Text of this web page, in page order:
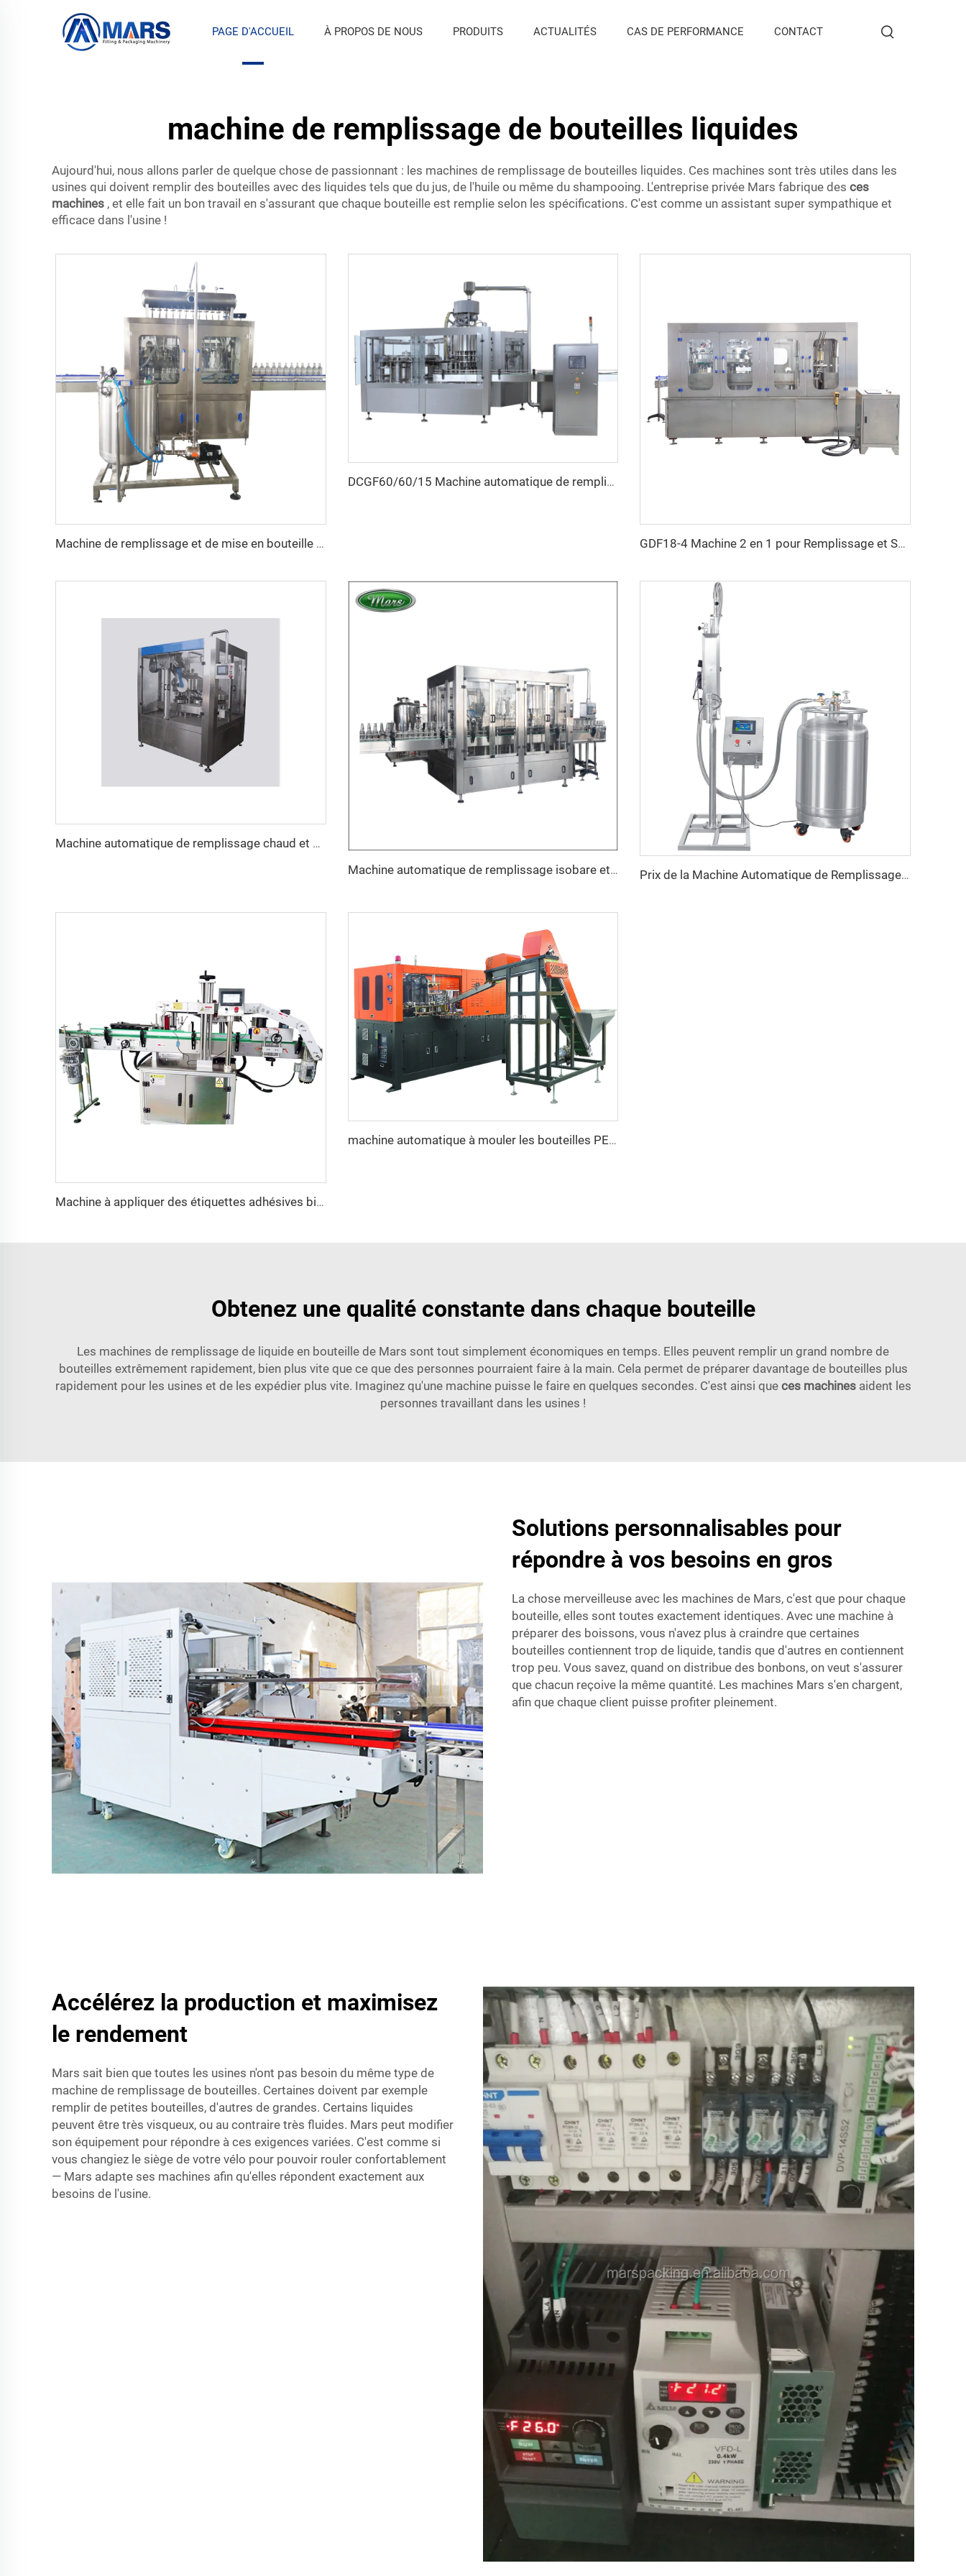
PAGE D'ACCUEIL À PROPOS DE NOUS PRODUITS ACTUALITÉS CAS DE PERFORMANCE CONTACT
machine de remplissage de bouteilles liquides
Aujourd'hui, nous allons parler de quelque chose de passionnant : les machines de remplissage de bouteilles liquides. Ces machines sont très utiles dans les
usines qui doivent remplir des bouteilles avec des liquides tels que du jus, de l'huile ou même du shampooing. L'entreprise privée Mars fabrique des ces
machines , et elle fait un bon travail en s'assurant que chaque bouteille est remplie selon les spécifications. C'est comme un assistant super sympathique et
efficace dans l'usine !
Machine de remplissage et de mise en bouteille d'alcool ou de vin par débordement en ligne
DCGF60/60/15 Machine automatique de remplissage sous pression isotonique de boissons gazeuses en bouteilles
GDF18-4 Machine 2 en 1 pour Remplissage et Sertissage de Canettes en Aluminium pour Bière Artisanale
Machine automatique de remplissage chaud et de scellement pour bouteilles en PE contenant du lait fermenté, saveurs de jus de litchi
Machine automatique de remplissage isobare et de fermeture à couronne pour bière en bouteilles en verre (3 en 1)
Prix de la Machine Automatique de Remplissage et de Pulvérisation à Azote Liquide pour Bouteilles PET d'Huile et d'Eau
Machine à appliquer des étiquettes adhésives bilatérales sur bouteilles carrées, ovales ou plates en verre
machine automatique à mouler les bouteilles PET à 4 cavités, entièrement électrique avec moteurs servo, prix au Nigeria
Obtenez une qualité constante dans chaque bouteille
Les machines de remplissage de liquide en bouteille de Mars sont tout simplement économiques en temps. Elles peuvent remplir un grand nombre de
bouteilles extrêmement rapidement, bien plus vite que ce que des personnes pourraient faire à la main. Cela permet de préparer davantage de bouteilles plus
rapidement pour les usines et de les expédier plus vite. Imaginez qu'une machine puisse le faire en quelques secondes. C'est ainsi que ces machines aident les
personnes travaillant dans les usines !
Solutions personnalisables pour
répondre à vos besoins en gros
La chose merveilleuse avec les machines de Mars, c'est que pour chaque
bouteille, elles sont toutes exactement identiques. Avec une machine à
préparer des boissons, vous n'avez plus à craindre que certaines
bouteilles contiennent trop de liquide, tandis que d'autres en contiennent
trop peu. Vous savez, quand on distribue des bonbons, on veut s'assurer
que chacun reçoive la même quantité. Les machines Mars s'en chargent,
afin que chaque client puisse profiter pleinement.
Accélérez la production et maximisez
le rendement
Mars sait bien que toutes les usines n'ont pas besoin du même type de
machine de remplissage de bouteilles. Certaines doivent par exemple
remplir de petites bouteilles, d'autres de grandes. Certains liquides
peuvent être très visqueux, ou au contraire très fluides. Mars peut modifier
son équipement pour répondre à ces exigences variées. C'est comme si
vous changiez le siège de votre vélo pour pouvoir rouler confortablement
— Mars adapte ses machines afin qu'elles répondent exactement aux
besoins de l'usine.